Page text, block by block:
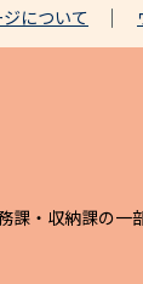
について
・収納課の一